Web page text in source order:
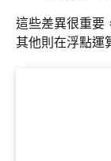
這些差異很重要
其他則在浮點運